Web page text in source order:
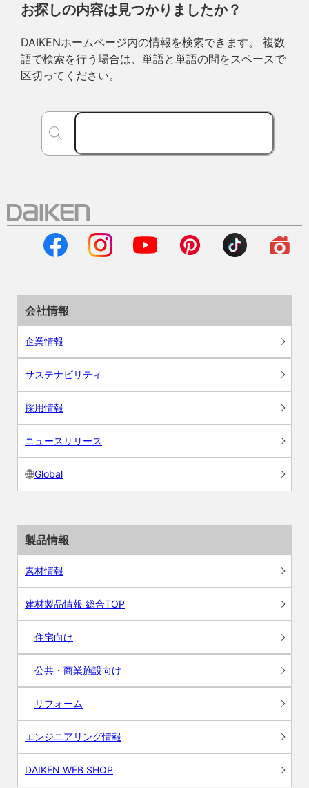
お探しの内容は見つかりましたか？
DAIKENホームページ内の情報を検索できます。 複数
語で検索を行う場合は、単語と単語の間をスペースで
区切ってください。
会社情報
企業情報
サステナビリティ
採用情報
ニュースリリース
Global
製品情報
素材情報
建材製品情報 総合TOP
住宅向け
公共・商業施設向け
リフォーム
エンジニアリング情報
DAIKEN WEB SHOP